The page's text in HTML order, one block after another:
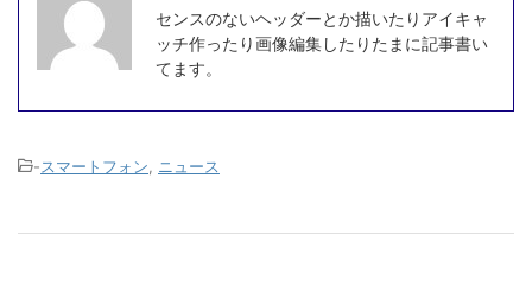
センスのないヘッダーとか描いたりアイキャ
ッチ作ったり画像編集したりたまに記事書い
てます。
-スマートフォン ニュース